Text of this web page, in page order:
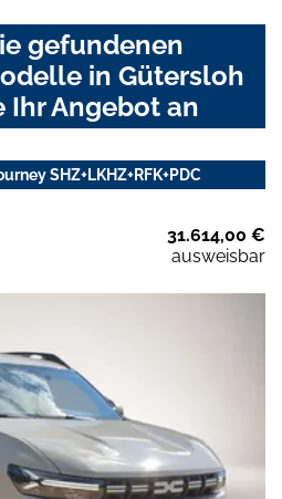
gefundenen
in Gütersloh
Ihr Angebot an
SHZ+LKHZ+RFK+PDC
31.614,00 €
ausweisbar